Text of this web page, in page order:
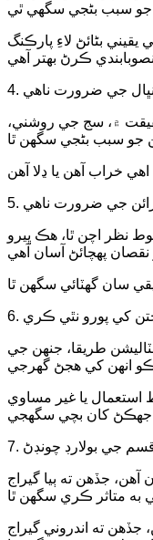
بڻائڻ لاءِ پارڪنگ
۾، سج جي روشني،
نظر اچن ٿا، هڪ ڀيرو
طريقا، جنهن جي
يا غير مساوي
قسم جي بولارڊ چونڊڻ
جڏهن ته ٻيا گيراج
ته اندروني گيراج